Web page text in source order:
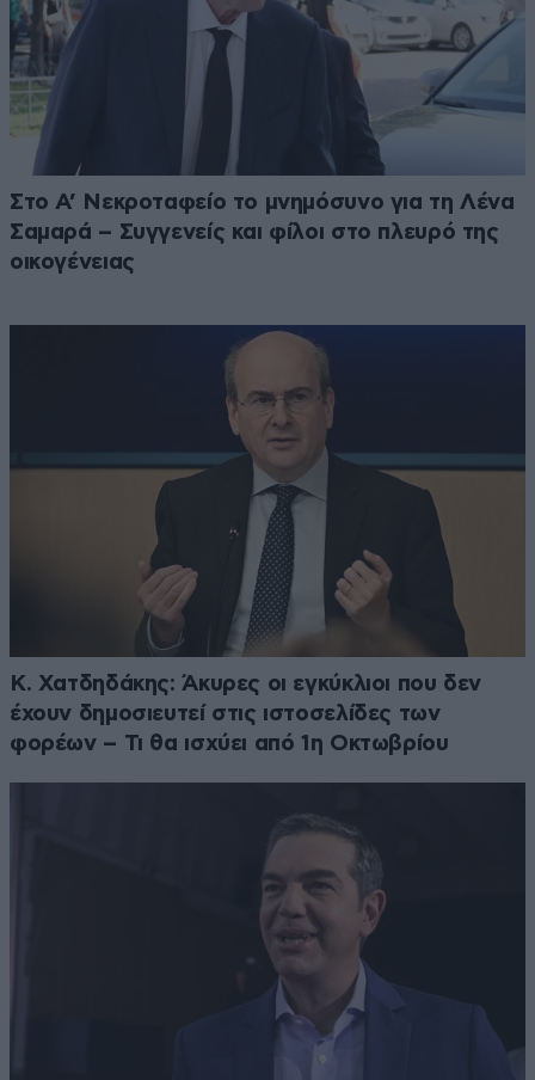
Στο Α’ Νεκροταφείο το μνημόσυνο για τη Λένα
Σαμαρά – Συγγενείς και φίλοι στο πλευρό της
οικογένειας
Κ. Χατδηδάκης: Άκυρες οι εγκύκλιοι που δεν
έχουν δημοσιευτεί στις ιστοσελίδες των
φορέων – Τι θα ισχύει από 1η Οκτωβρίου